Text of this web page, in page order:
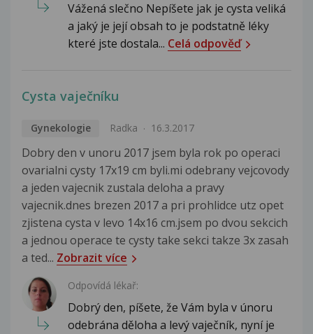
Vážená slečno Nepíšete jak je cysta veliká
a jaký je její obsah to je podstatně léky
které jste dostala... Celá odpověď
Cysta vaječníku
Gynekologie Radka 16.3.2017
Dobry den v unoru 2017 jsem byla rok po operaci
ovarialni cysty 17x19 cm byli.mi odebrany vejcovody
a jeden vajecnik zustala deloha a pravy
vajecnik.dnes brezen 2017 a pri prohlidce utz opet
zjistena cysta v levo 14x16 cm.jsem po dvou sekcich
a jednou operace te cysty take sekci takze 3x zasah
a ted... Zobrazit více
Odpovídá lékař:
Dobrý den, píšete, že Vám byla v únoru
odebrána děloha a levý vaječník, nyní je